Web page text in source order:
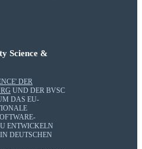
Science &
DER
UND DER BVSC
DAS EU-
ENTWICKELN
DEUTSCHEN